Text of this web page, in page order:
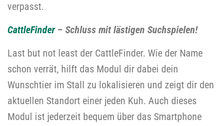
verpasst.
CattleFinder– Schluss mit lästigen Suchspielen!
Last but not least der CattleFinder. Wie der Name
schon verrät, hilft das Modul dir dabei dein
Wunschtier im Stall zu lokalisieren und zeigt dir den
aktuellen Standort einer jeden Kuh. Auch dieses
Modul ist jederzeit bequem über das Smartphone